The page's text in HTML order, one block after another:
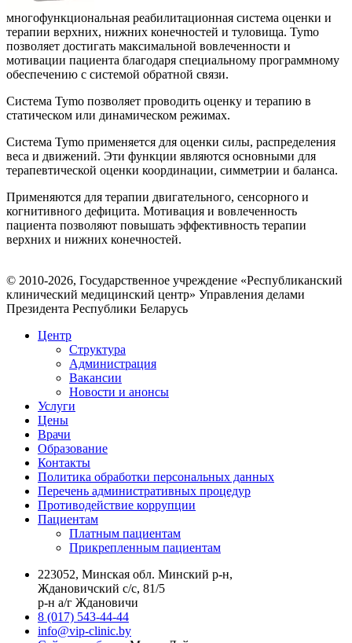
многофункциональная реабилитационная система оценки и
терапии верхних, нижних конечностей и туловища. Tymo
позволяет достигать максимальной вовлеченности и
мотивации пациента благодаря специальному программному
обеспечению с системой обратной связи.
Система Tymo позволяет проводить оценку и терапию в
статическом или динамическом режимах.
Система Tymo применяется для оценки силы, распределения
веса и движений. Эти функции являются основными для
терапевтической оценки координации, симметрии и баланса.
Применяются для терапии двигательного, сенсорного и
когнитивного дефицита. Мотивация и вовлеченность
пациента позволяют повышать эффективность терапии
верхних и нижних конечностей.
© 2010-2026, Государственное учреждение «Республиканский
клинический медицинский центр» Управления делами
Президента Республики Беларусь
Центр
Структура
Администрация
Вакансии
Новости и анонсы
Услуги
Цены
Врачи
Образование
Контакты
Политика обработки персональных данных
Перечень административных процедур
Противодействие коррупции
Пациентам
Платным пациентам
Прикрепленным пациентам
223052, Минская обл. Минский р-н,
Ждановичский с/с, 81/5
р-н а/г Ждановичи
8 (017) 543-44-44
info@vip-clinic.by